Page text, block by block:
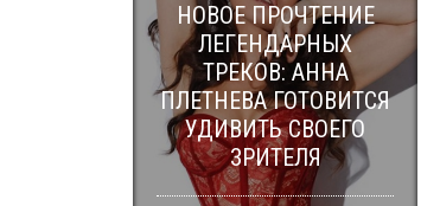
НОВОЕ ПРОЧТЕНИЕ
ЛЕГЕНДАРНЫХ
ТРЕКОВ: АННА
ПЛЕТНЕВА ГОТОВИТСЯ
УДИВИТЬ СВОЕГО
ЗРИТЕЛЯ